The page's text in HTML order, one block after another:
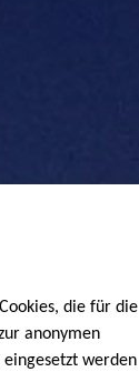
die für die
anonymen
eingesetzt werden